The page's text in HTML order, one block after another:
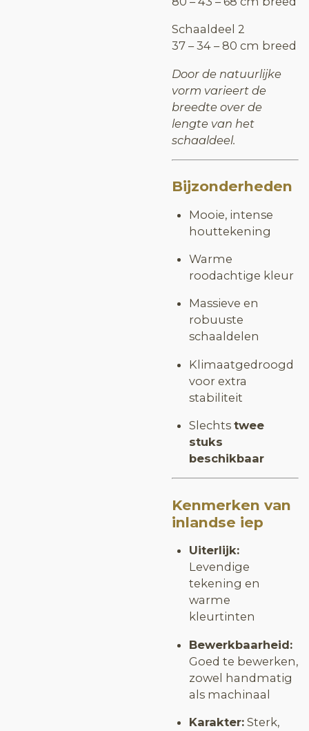
Schaaldeel 2
37 – 34 – 80 cm breed
Door de natuurlijke
vorm varieert de
breedte over de
lengte van het
schaaldeel.
Bijzonderheden
Mooie, intense
houttekening
Warme
roodachtige kleur
Massieve en
robuuste
schaaldelen
Klimaatgedroogd
voor extra
stabiliteit
Slechts twee
stuks
beschikbaar
Kenmerken van
inlandse iep
Uiterlijk:
Levendige
tekening en
warme
kleurtinten
Bewerkbaarheid:
Goed te bewerken,
zowel handmatig
als machinaal
Karakter:Sterk,